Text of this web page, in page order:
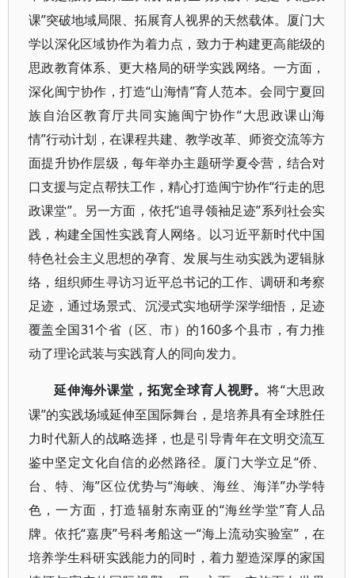
课”突破地域局限、拓展育人视界的天然载体。厦门大
学以深化区域协作为着力点，致力于构建更高能级的
思政教育体系、更大格局的研学实践网络。一方面，
深化闽宁协作，打造“山海情”育人范本。会同宁夏回
族自治区教育厅共同实施闽宁协作“大思政课山海
情”行动计划，在课程共建、教学改革、师资交流等方
面提升协作层级，每年举办主题研学夏令营，结合对
口支援与定点帮扶工作，精心打造闽宁协作“行走的思
政课堂”。另一方面，依托“追寻领袖足迹”系列社会实
践，构建全国性实践育人网络。以习近平新时代中国
特色社会主义思想的孕育、发展与生动实践为逻辑脉
络，组织师生寻访习近平总书记的工作、调研和考察
足迹，通过场景式、沉浸式实地研学深学细悟，足迹
覆盖全国31个省（区、市）的160多个县市，有力推
动了理论武装与实践育人的同向发力。
延伸海外课堂，拓宽全球育人视野。 将“大思政
课”的实践场域延伸至国际舞台，是培养具有全球胜任
力时代新人的战略选择，也是引导青年在文明交流互
鉴中坚定文化自信的必然路径。厦门大学立足“侨、
台、特、海”区位优势与“海峡、海丝、海洋”办学特
色，一方面，打造辐射东南亚的“海丝学堂”育人品
牌。依托“嘉庚”号科考船这一“海上流动实验室”，在
培养学生科研实践能力的同时，着力塑造深厚的家国